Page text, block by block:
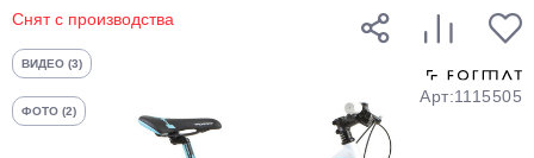
Снят с производства
ВИДЕО (3)
ФОТО (2)
Арт:1115505
График платежей